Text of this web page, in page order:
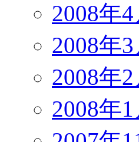
2008年4
2008年3
2008年2
2008年1